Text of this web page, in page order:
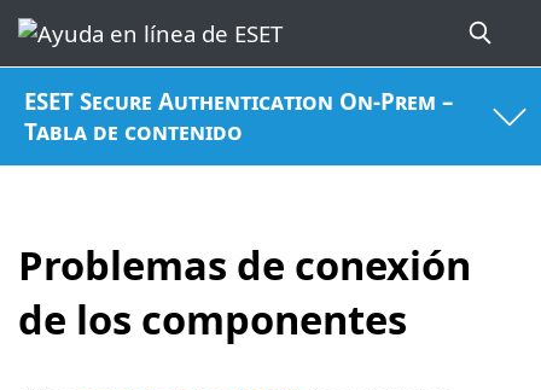
ESET Secure Authentication On-Prem –
Tabla de contenido
Problemas de conexión
de los componentes